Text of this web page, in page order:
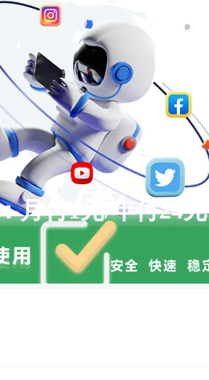
月付1元/年付24元